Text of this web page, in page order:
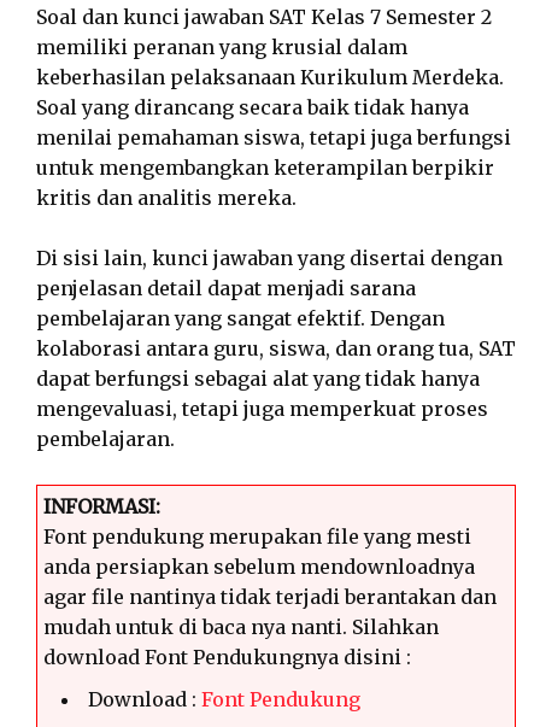
Soal dan kunci jawaban SAT Kelas 7 Semester 2
memiliki peranan yang krusial dalam
keberhasilan pelaksanaan Kurikulum Merdeka.
Soal yang dirancang secara baik tidak hanya
menilai pemahaman siswa, tetapi juga berfungsi
untuk mengembangkan keterampilan berpikir
kritis dan analitis mereka.
Di sisi lain, kunci jawaban yang disertai dengan
penjelasan detail dapat menjadi sarana
pembelajaran yang sangat efektif. Dengan
kolaborasi antara guru, siswa, dan orang tua, SAT
dapat berfungsi sebagai alat yang tidak hanya
mengevaluasi, tetapi juga memperkuat proses
pembelajaran.
INFORMASI:
Font pendukung merupakan file yang mesti
anda persiapkan sebelum mendownloadnya
agar file nantinya tidak terjadi berantakan dan
mudah untuk di baca nya nanti. Silahkan
download Font Pendukungnya disini :
Download : Font Pendukung